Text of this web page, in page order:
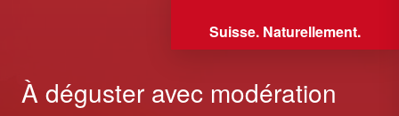
Suisse. Naturellement.
À déguster avec modération